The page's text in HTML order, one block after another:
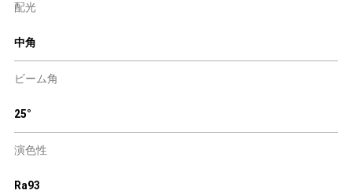
配光
中角
ビーム角
25°
演色性
Ra93